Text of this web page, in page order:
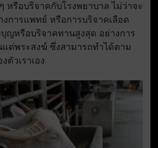
หรือบริจาคกับโรงพยาบาล ไม่ว่าจะ
การแพทย์ หรือการบริจาคเลือด
ญหรือบริจาคทานสูงสุด อย่างการ
ด่พระสงฆ์ ซึ่งสามารถทำได้ตาม
ตัวเราเอง